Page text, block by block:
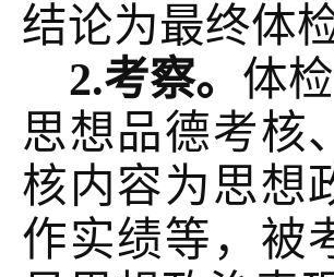
结论为最终体
2.考察。 体
思想品德考核
核内容为思想
作实绩等，被